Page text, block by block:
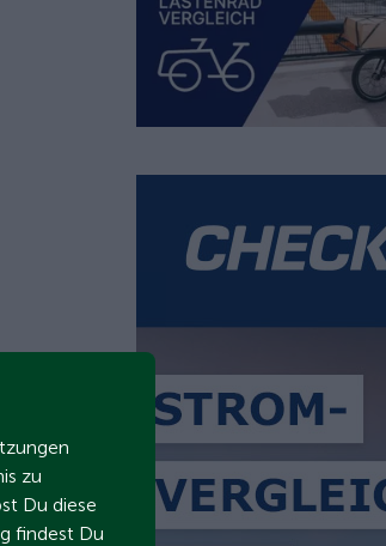
zu
Du diese
findest Du